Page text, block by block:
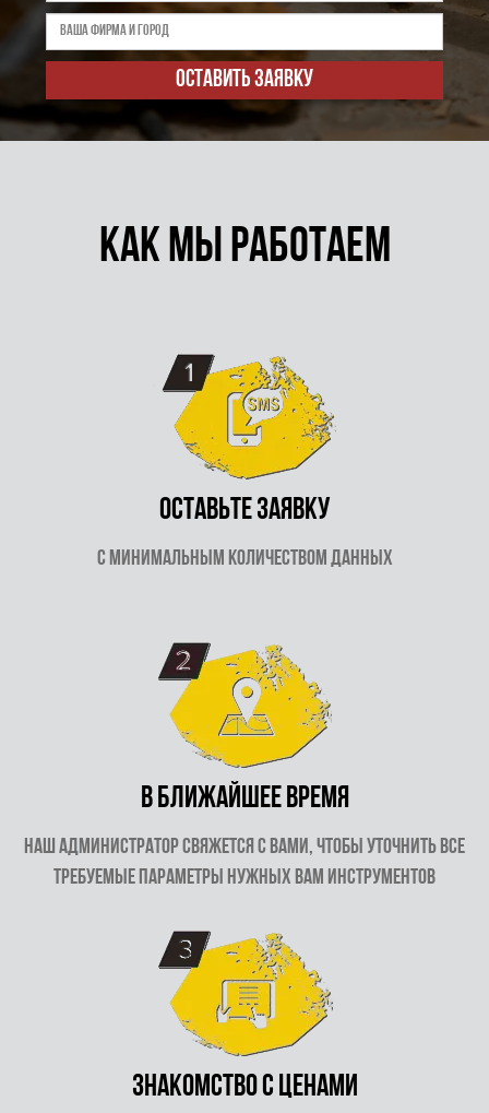
Оставить заявку
Как мы работаем
Оставьте заявку
с минимальным количеством данных
В ближайшее время
наш администратор свяжется с вами, чтобы уточнить все
требуемые параметры нужных Вам инструментов
знакомствос ценами